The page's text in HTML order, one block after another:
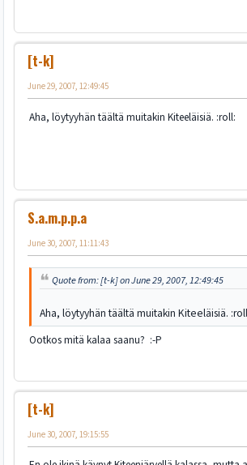
[t-k]
June 29, 2007, 12:49:45
Aha, löytyyhän täältä muitakin Kiteeläisiä. :roll:
S.a.m.p.p.a
June 30, 2007, 11:11:43
Quote from: [t-k] on June 29, 2007, 12:49:45
Aha, löytyyhän täältä muitakin Kiteeläisiä.
Ootkos mitä kalaa saanu? :-P
[t-k]
June 30, 2007, 19:15:55